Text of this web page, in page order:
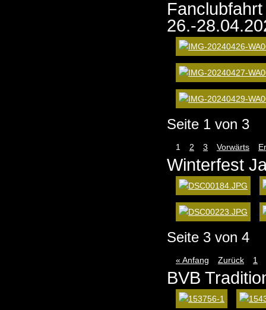
26.-
Seite 1 von 3
1 2 3 Vorwärts
Winterfest
Seite 3 von 4
« Anfang Zurück 1
BVB